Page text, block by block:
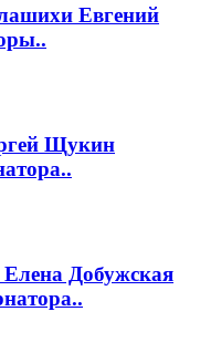
Евгений
Щукин
Добужская